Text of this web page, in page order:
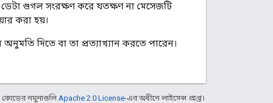
ডেটা গুগল সংরক্ষণ করে যতক্ষণ না মেসেজটি
করা হয়।
দিতে বা তা প্রত্যাখ্যান করতে পারেন।
নমুনাগুলিApache 2.0 License-এর অধীনে লাইসেন্স প্রাপ্ত।